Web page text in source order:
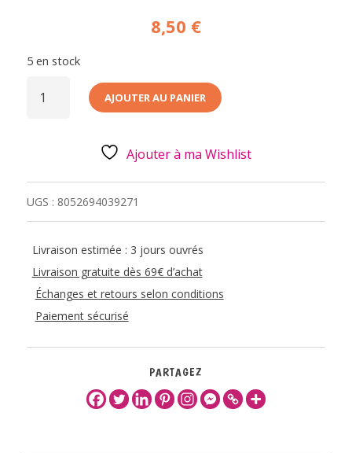
8,50 €
5 en stock
DE AJOUTER AU PANIER
Ajouter à ma Wishlist
UGS : 8052694039271
Livraison estimée : 3 jours ouvrés
Livraison gratuite dès 69€ d’achat
Échanges et retours selon conditions
Paiement sécurisé
PARTAGEZ